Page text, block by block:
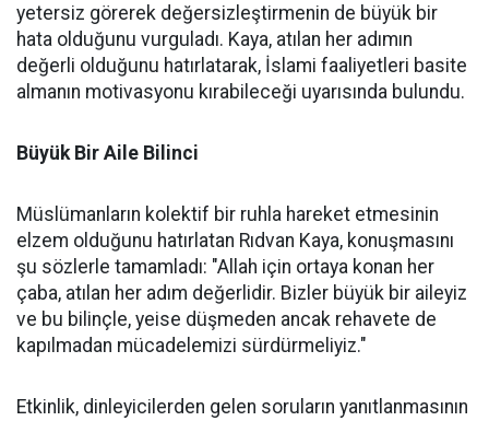
yetersiz görerek değersizleştirmenin de büyük bir
hata olduğunu vurguladı. Kaya, atılan her adımın
değerli olduğunu hatırlatarak, İslami faaliyetleri basite
almanın motivasyonu kırabileceği uyarısında bulundu.
Büyük Bir Aile Bilinci
Müslümanların kolektif bir ruhla hareket etmesinin
elzem olduğunu hatırlatan Rıdvan Kaya, konuşmasını
şu sözlerle tamamladı: "Allah için ortaya konan her
çaba, atılan her adım değerlidir. Bizler büyük bir aileyiz
ve bu bilinçle, yeise düşmeden ancak rehavete de
kapılmadan mücadelemizi sürdürmeliyiz."
Etkinlik, dinleyicilerden gelen soruların yanıtlanmasının